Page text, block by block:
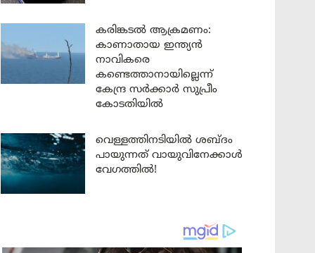
കരിങ്കടൽ ആക്രമണം:
കാണാതായ ഇന്ത്യൻ
നാവികരെ
കണ്ടെത്താനായില്ലെന്ന്
കേന്ദ്ര സർക്കാർ സുപ്രീം
കോടതിയിൽ
വെള്ളത്തിനടിയിൽ ശബ്ദം
പായുന്നത് വായുവിനേക്കാൾ
വേഗത്തിൽ!